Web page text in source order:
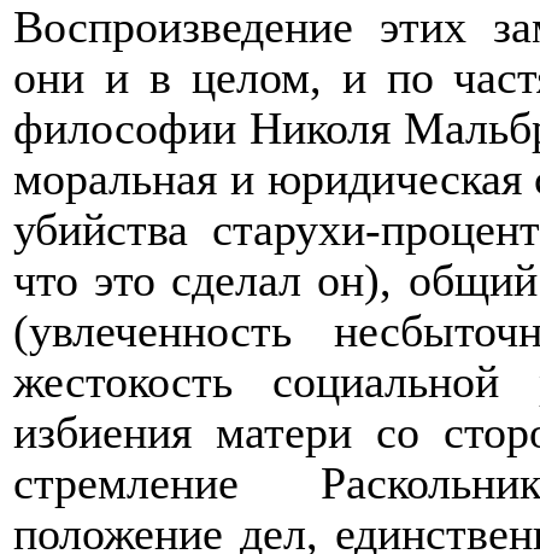
Воспроизведение этих
они и в целом, и по
философии Николя
моральная и
убийства старухи-
что это сделал он),
(увлеченность
жестокость
избиения матери со
стремление
положение дел,